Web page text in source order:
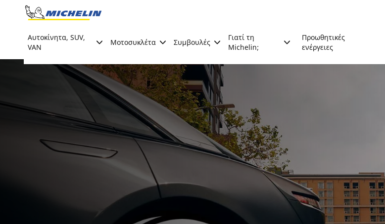
Go to page content
Αυτοκίνητα, SUV,
VAN
Μοτοσυκλέτα Συμβουλές
Γιατί τη
Michelin;
Προωθητικές
ενέργειες